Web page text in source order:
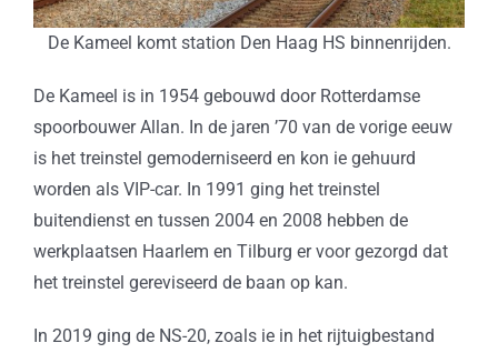
De Kameel komt station Den Haag HS binnenrijden.
De Kameel is in 1954 gebouwd door Rotterdamse
spoorbouwer Allan. In de jaren ’70 van de vorige eeuw
is het treinstel gemoderniseerd en kon ie gehuurd
worden als VIP-car. In 1991 ging het treinstel
buitendienst en tussen 2004 en 2008 hebben de
werkplaatsen Haarlem en Tilburg er voor gezorgd dat
het treinstel gereviseerd de baan op kan.
In 2019 ging de NS-20, zoals ie in het rijtuigbestand